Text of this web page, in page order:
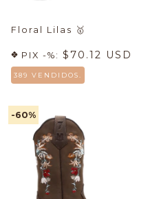
Floral Lilas 🥇
PIX -%: $70.12 USD
389 VENDIDOS.
-60%